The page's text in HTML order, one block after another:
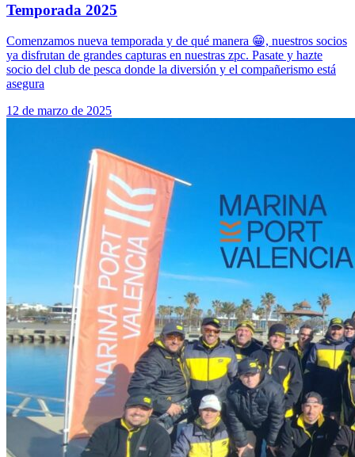
Temporada 2025
Comenzamos nueva temporada y de qué manera 😁, nuestros socios
ya disfrutan de grandes capturas en nuestras zpc. Pasate y hazte
socio del club de pesca donde la diversión y el compañerismo está
asegura
12 de marzo de 2025